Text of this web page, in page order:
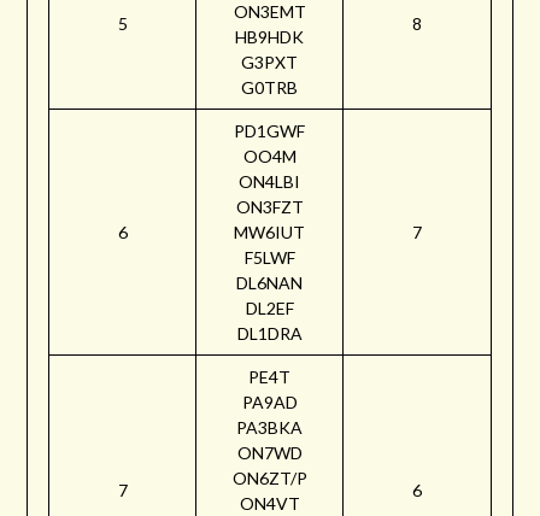
5
ON3EMT
HB9HDK
G3PXT
G0TRB
8
6
PD1GWF
OO4M
ON4LBI
ON3FZT
MW6IUT
F5LWF
DL6NAN
DL2EF
DL1DRA
7
7
PE4T
PA9AD
PA3BKA
ON7WD
ON6ZT/P
ON4VT
6